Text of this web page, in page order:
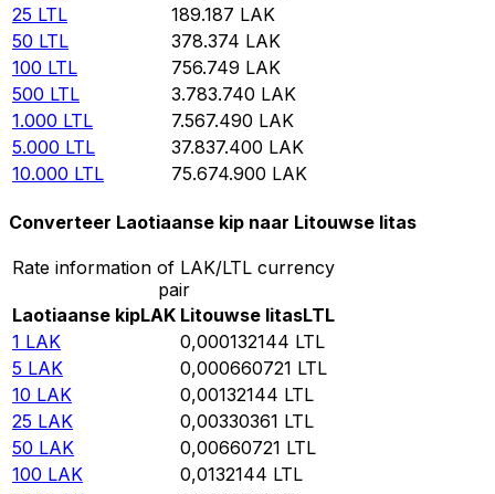
25 LTL 189.187 LAK
50 LTL 378.374 LAK
100 LTL 756.749 LAK
500 LTL 3.783.740 LAK
1.000 LTL 7.567.490 LAK
5.000 LTL 37.837.400 LAK
10.000 LTL 75.674.900 LAK
Converteer Laotiaanse kip naar Litouwse litas
Rate information of LAK/LTL currency
pair
Laotiaanse kipLAK Litouwse litasLTL
1 LAK 0,000132144 LTL
5 LAK 0,000660721 LTL
10 LAK 0,00132144 LTL
25 LAK 0,00330361 LTL
50 LAK 0,00660721 LTL
100 LAK 0,0132144 LTL